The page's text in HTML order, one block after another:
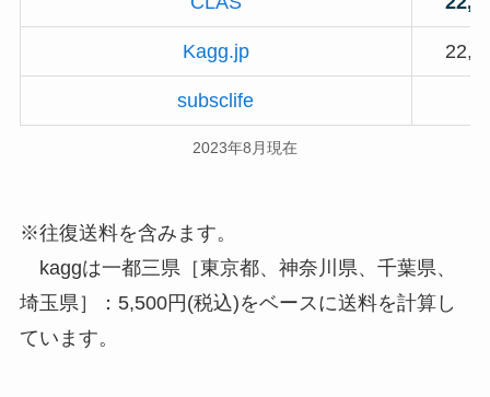
Kagg.jp
subsclife
2023年8月現在
※往復送料を含みます。
kaggは一都三県［東京都、神奈川県、千葉県、
埼玉県］：5,500円(税込)をベースに送料を計算し
ています。